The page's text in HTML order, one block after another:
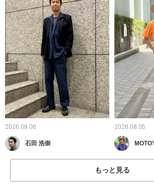
2026.08.06
石田 浩崇
2026.08.05
もっと見る